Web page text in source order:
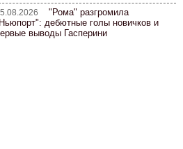
"Рома" разгромила
дебютные голы новичков и
выводы Гасперини